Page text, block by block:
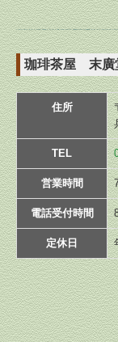
珈琲茶屋 末廣
住所
TEL
営業時間
電話受付時間
定休日